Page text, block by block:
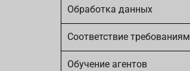
Обработка данных
Соответствие требованиям
Обучение агентов